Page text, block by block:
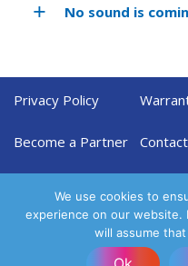
No sound is
Privacy Policy
Become a Partner
We use cookies to
experience on our
will assume